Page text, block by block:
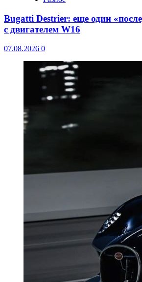
Bugatti Destrier: еще один
с двигателем W16
07.08.2026 0